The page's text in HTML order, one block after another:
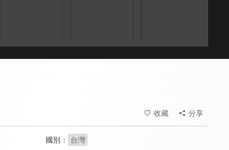
收藏 分享
國別： 台灣